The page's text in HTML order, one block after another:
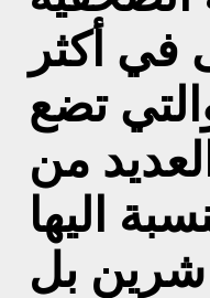
في أكثر
تضع
من
اليها
بل